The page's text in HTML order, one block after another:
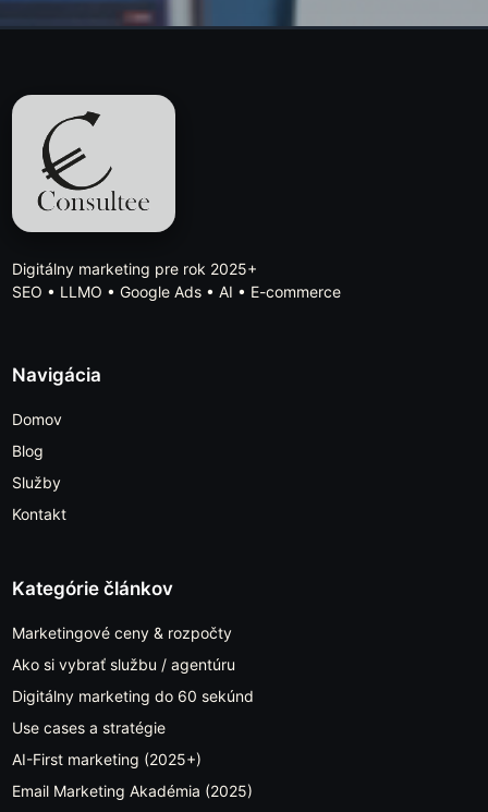
Digitálny marketing pre rok 2025+
SEO • LLMO • Google Ads • AI • E-commerce
Navigácia
Domov
Blog
Služby
Kontakt
Kategórie článkov
Marketingové ceny & rozpočty
Ako si vybrať službu / agentúru
Digitálny marketing do 60 sekúnd
Use cases a stratégie
AI-First marketing (2025+)
Email Marketing Akadémia (2025)